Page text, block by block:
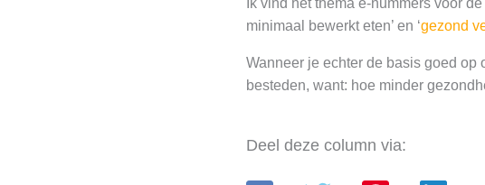
Ik vind het thema e-nummers voor
minimaal bewerkt eten’ en ‘gezond
Wanneer je echter de basis goed op
besteden, want: hoe minder
Deel deze column via: